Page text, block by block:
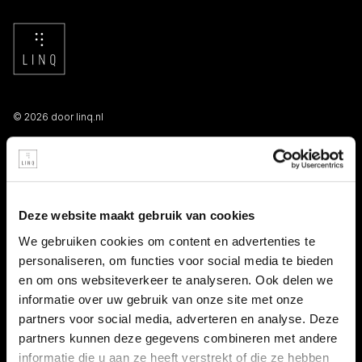
Deze website maakt gebruik van cookies
We gebruiken cookies om content en advertenties te
personaliseren, om functies voor social media te bieden
en om ons websiteverkeer te analyseren. Ook delen we
informatie over uw gebruik van onze site met onze
partners voor social media, adverteren en analyse. Deze
partners kunnen deze gegevens combineren met andere
informatie die u aan ze heeft verstrekt of die ze hebben
© 2026 door linq.nl
LINKS
Persooneelsgids uitzendkrachten
Antidiscriminatiebeleid
Klacht indienen